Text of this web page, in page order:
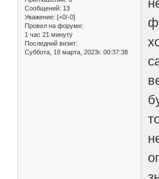
Сообщений: 13
Уважение: [+0/-0]
Провел на форуме:
1 час 21 минуту
Последний визит:
Суббота, 18 марта, 2023г. 00:37:38